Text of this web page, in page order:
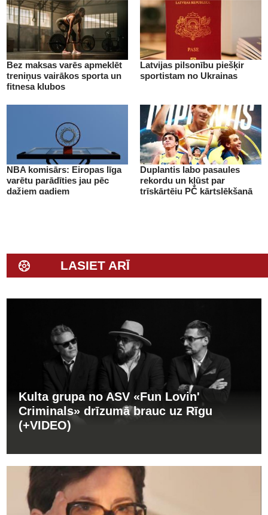
Bez maksas varēs apmeklēt
treniņus vairākos sporta un
fitnesa klubos
Latvijas pilsonību piešķir
sportistam no Ukrainas
NBA komisārs: Eiropas līga
varētu parādīties jau pēc
dažiem gadiem
Duplantis labo pasaules
rekordu un kļūst par
trīskārtēju PČ kārtslēkšanā
LASIET ARĪ
Kulta grupa no ASV «Fun Lovin'
Criminals» drīzumā brauc uz Rīgu
(+VIDEO)